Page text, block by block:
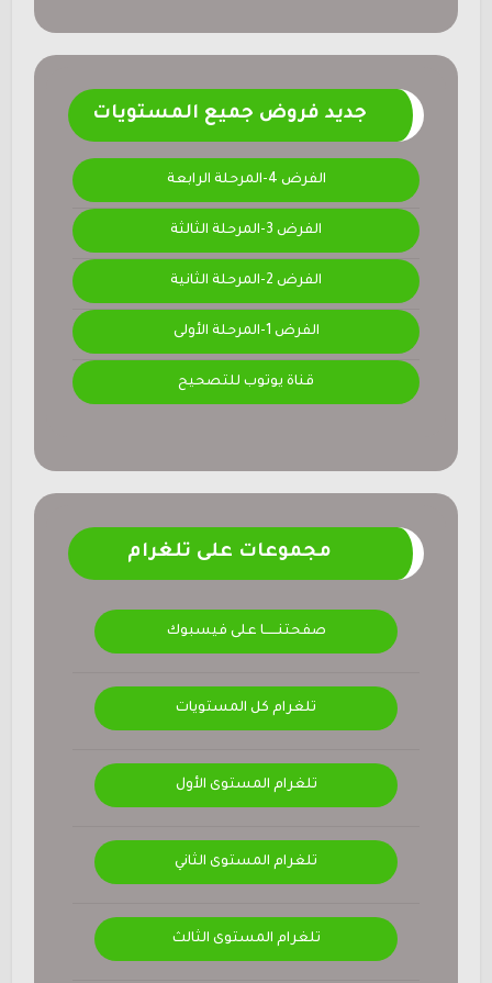
جديد فروض جميع المستويات
الفرض 4-المرحلة الرابعة
الفرض 3-المرحلة الثالثة
الفرض 2-المرحلة الثانية
الفرض 1-المرحلة الأولى
قناة يوتوب للتصحيح
مجموعات على تلغرام
صفحتنــــــا على فيسبوك
تلغرام كل المستويات
تلغرام المستوى الأول
تلغرام المستوى الثاني
تلغرام المستوى الثالث